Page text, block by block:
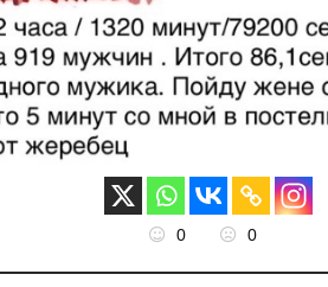
0 0